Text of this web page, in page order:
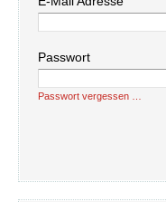
Passwort
Passwort vergessen …